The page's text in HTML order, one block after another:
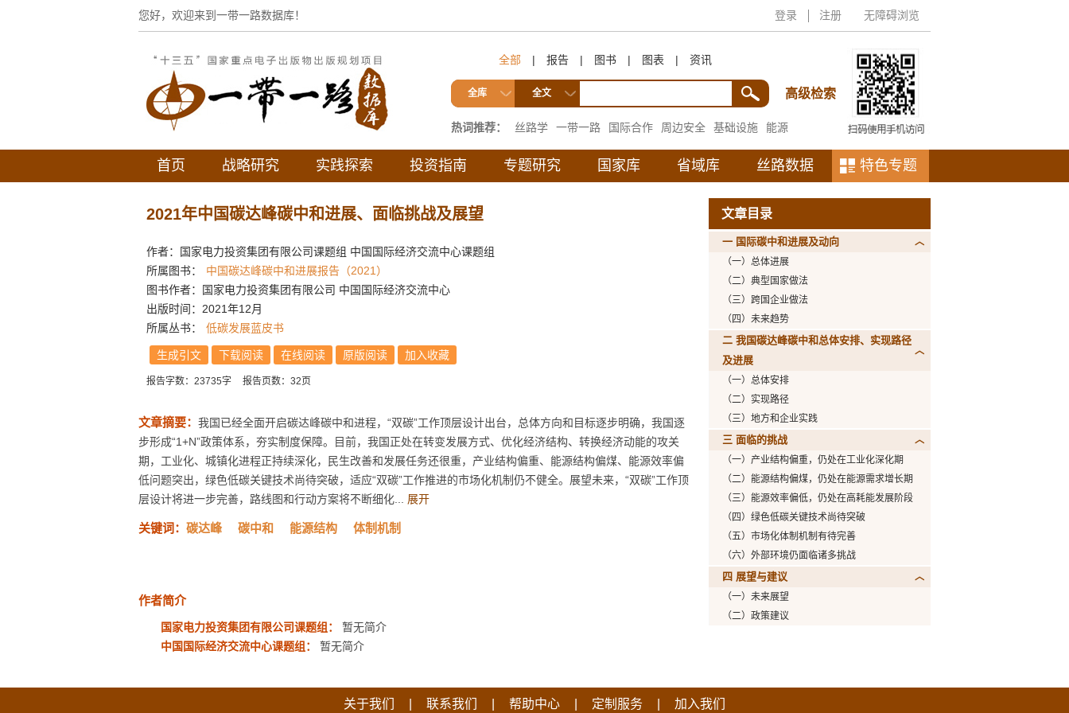
登录 注册 无障碍浏览
您好，欢迎来到一带一路数据库！
全部 | 报告 | 图书 | 图表 | 资讯
全库 全文 高级检索
热词推荐： 丝路学 一带一路 国际合作 周边安全 基础设施
能源
互联互通
首页 战略研究 实践探索 投资指南 专题研究 国家库 省域库 丝路数据 特色专题
2021年中国碳达峰碳中和进展、面临挑战及展望
作者：国家电力投资集团有限公司课题组 中国国际经济交流中心课题组
所属图书：
中国碳达峰碳中和进展报告（2021）
图书作者：国家电力投资集团有限公司 中国国际经济交流中心
出版时间：2021年12月
所属丛书：
低碳发展蓝皮书
生成引文 下载阅读 在线阅读 原版阅读 加入收藏
报告字数：23735字 报告页数：32页
文章摘要： 我国已经全面开启碳达峰碳中和进程，“双碳”工作顶层设计出台，总体方向和目标逐步明确，我国逐
步形成“1+N”政策体系，夯实制度保障。目前，我国正处在转变发展方式、优化经济结构、转换经济动能的攻关
期，工业化、城镇化进程正持续深化，民生改善和发展任务还很重，产业结构偏重、能源结构偏煤、能源效率偏
低问题突出，绿色低碳关键技术尚待突破，适应“双碳”工作推进的市场化机制仍不健全。展望未来，“双碳”工作顶
层设计将进一步完善，路线图和行动方案将不断细化... 展开
关键词： 碳达峰 碳中和 能源结构 体制机制
作者简介
国家电力投资集团有限公司课题组：
暂无简介
中国国际经济交流中心课题组：
暂无简介
文章目录
一 国际碳中和进展及动向
（一）总体进展
（二）典型国家做法
（三）跨国企业做法
（四）未来趋势
二 我国碳达峰碳中和总体安排、实现路径
及进展
（一）总体安排
（二）实现路径
（三）地方和企业实践
三 面临的挑战
（一）产业结构偏重，仍处在工业化深化期
（二）能源结构偏煤，仍处在能源需求增长期
（三）能源效率偏低，仍处在高耗能发展阶段
（四）绿色低碳关键技术尚待突破
（五）市场化体制机制有待完善
（六）外部环境仍面临诸多挑战
四 展望与建议
（一）未来展望
（二）政策建议
关于我们 联系我们 帮助中心 定制服务 加入我们